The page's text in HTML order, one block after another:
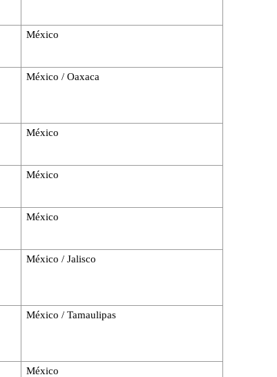
México
México / Oaxaca
México
México
México
México / Jalisco
México / Tamaulipas
México